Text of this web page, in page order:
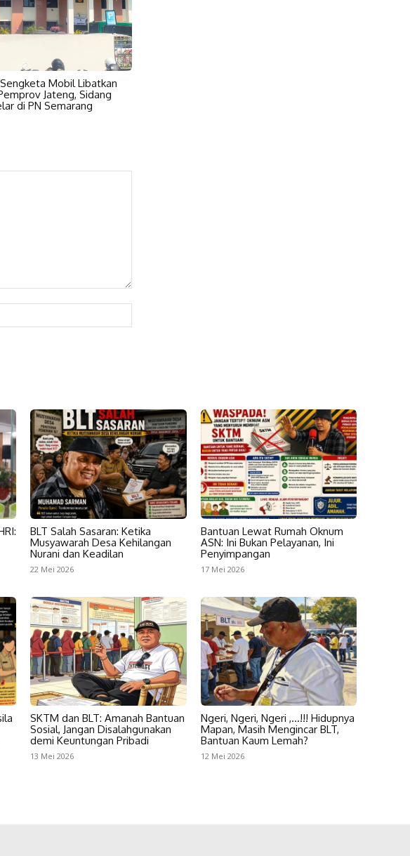
Mobil Libatkan
Jateng, Sidang
di PN Semarang
BLT Salah Sasaran: Ketika
Musyawarah Desa Kehilangan
Nurani dan Keadilan
22 Mei 2026
Bantuan Lewat Rumah Oknum
ASN: Ini Bukan Pelayanan, Ini
Penyimpangan
17 Mei 2026
SKTM dan BLT: Amanah Bantuan
Sosial, Jangan Disalahgunakan
demi Keuntungan Pribadi
13 Mei 2026
Ngeri, Ngeri, Ngeri ,…!!! Hidupnya
Mapan, Masih Mengincar BLT,
Bantuan Kaum Lemah?
12 Mei 2026